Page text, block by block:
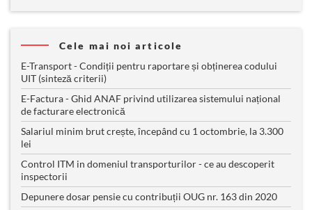
Cele mai noi articole
E-Transport - Condiții pentru raportare și obținerea codului
UIT (sinteză criterii)
E-Factura - Ghid ANAF privind utilizarea sistemului național
de facturare electronică
Salariul minim brut crește, începând cu 1 octombrie, la 3.300
lei
Control ITM in domeniul transporturilor - ce au descoperit
inspectorii
Depunere dosar pensie cu contribuții OUG nr. 163 din 2020